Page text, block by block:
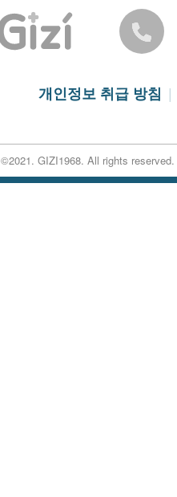
개인정보 취급 방침 |
©2021. GIZI1968. All rights reserved.